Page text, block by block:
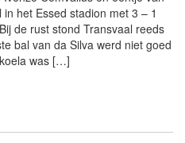
bij Transvaal als “Xavi” speelt
Hoofdklasse speler.
maakte door zijn serieuze
voor de hoofdmacht. Xavi
Transvaal en door hard te